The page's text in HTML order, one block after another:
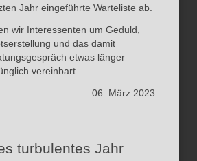
Jahr eingeführte Warteliste ab.
wir Interessenten um Geduld,
und das damit
etwas länger
vereinbart.
06. März 2023
turbulentes Jahr